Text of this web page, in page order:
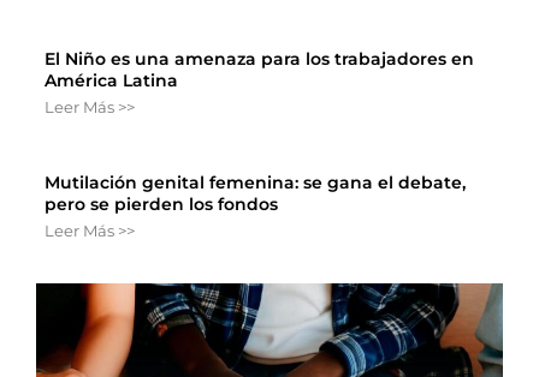
El Niño es una amenaza para los trabajadores en
América Latina
Leer Más >>
Mutilación genital femenina: se gana el debate,
pero se pierden los fondos
Leer Más >>